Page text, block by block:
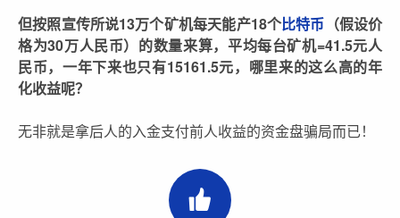
但按照宣传所说13万个矿机每天能产18个比特币 （假设价
格为30万人民币）的数量来算，平均每台矿机=41.5元人
民币，一年下来也只有15161.5元，哪里来的这么高的年
化收益呢？
无非就是拿后人的入金支付前人收益的资金盘骗局而已！